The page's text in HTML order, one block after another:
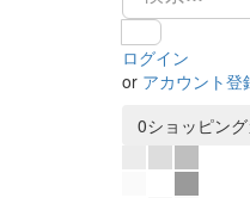
ログイン
or アカウント登
0ショッピン